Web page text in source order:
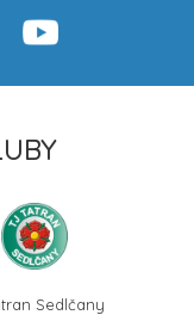
Sedlčany